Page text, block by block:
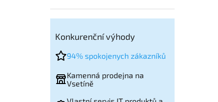
Konkurenční výhody
94% spokojenych zákazníků
Kamenná prodejna na
Vsetíně